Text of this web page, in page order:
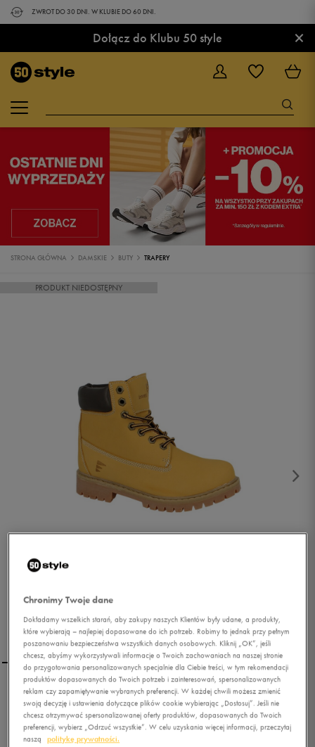
ZWROT DO 30 DNI. W KLUBIE DO 60 DNI.
Dołącz do Klubu 50 style ×
STRONA GŁÓWNA DAMSKIE BUTY TRAPERY
PRODUKT NIEDOSTĘPNY
FEEWEAR CLASSIC
0.0(0)
Chronimy Twoje dane
Dokładamy wszelkich starań, aby zakupy naszych Klientów były udane, a produkty,
które wybierają – najlepiej dopasowane do ich potrzeb. Robimy to jednak przy pełnym
poszanowaniu bezpieczeństwa wszystkich danych osobowych. Kliknij „OK”, jeśli
chcesz, abyśmy wykorzystywali informacje o Twoich zachowaniach na naszej stronie
do przygotowania personalizowanych specjalnie dla Ciebie treści, w tym rekomendacji
produktów dopasowanych do Twoich potrzeb i zainteresowań, spersonalizowanych
reklam czy zapamiętywanie wybranych preferencji. W każdej chwili możesz zmienić
swoją decyzję i ustawienia dotyczące plików cookie wybierając „Dostosuj”. Jeśli nie
chcesz otrzymywać spersonalizowanej oferty produktów, dopasowanych do Twoich
preferencji, wybierz „Odrzuć wszystkie”. W celu uzyskania więcej informacji, przeczytaj
naszą
politykę prywatności.